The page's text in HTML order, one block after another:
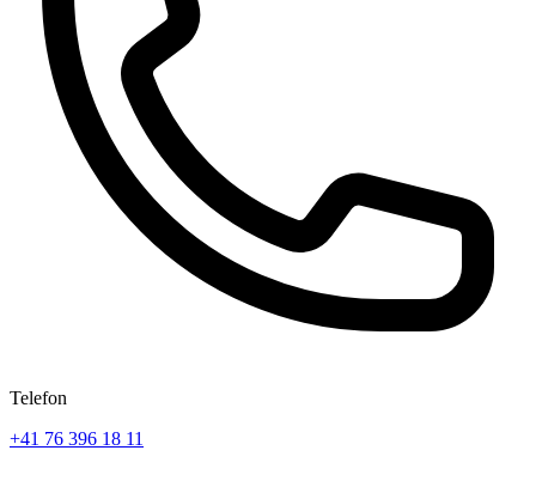
Telefon
+41 76 396 18 11